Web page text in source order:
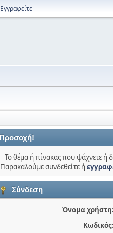
Εγγραφείτε
Προσοχή!
Το θέμα ή πίνακας που ψάχνετε ή
Παρακαλούμε συνδεθείτε ή
Σύνδεση
Όνομα χρήστη:
Κωδικός: